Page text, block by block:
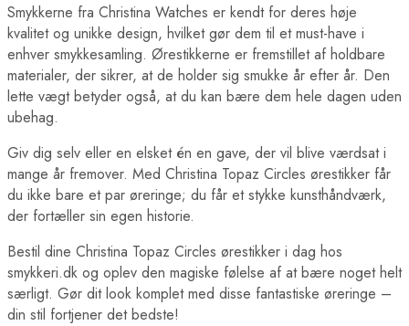
Smykkerne fra Christina Watches er kendt for deres høje
kvalitet og unikke design, hvilket gør dem til et must-have i
enhver smykkesamling. Ørestikkerne er fremstillet af holdbare
materialer, der sikrer, at de holder sig smukke år efter år. Den
lette vægt betyder også, at du kan bære dem hele dagen uden
ubehag.
Giv dig selv eller en elsket én en gave, der vil blive værdsat i
mange år fremover. Med Christina Topaz Circles ørestikker får
du ikke bare et par øreringe; du får et stykke kunsthåndværk,
der fortæller sin egen historie.
Bestil dine Christina Topaz Circles ørestikker i dag hos
smykkeri.dk og oplev den magiske følelse af at bære noget helt
særligt. Gør dit look komplet med disse fantastiske øreringe –
din stil fortjener det bedste!